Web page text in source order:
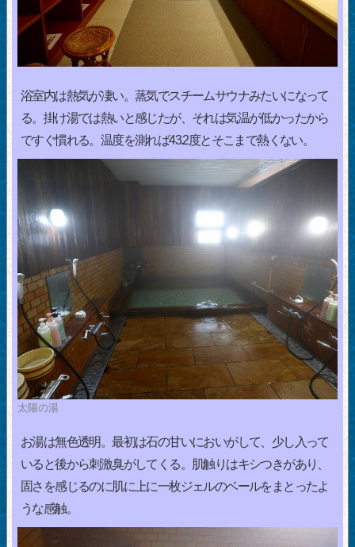
浴室内は熱気が凄い。蒸気でスチームサウナみたいになって
る。掛け湯では熱いと感じたが、それは気温が低かったから
ですぐ慣れる。温度を測れば43.2度とそこまで熱くない。
太陽の湯
お湯は無色透明。最初は石の甘いにおいがして、少し入って
いると後から刺激臭がしてくる。肌触りはキシつきがあり、
固さを感じるのに肌に上に一枚ジェルのベールをまとったよ
うな感触。